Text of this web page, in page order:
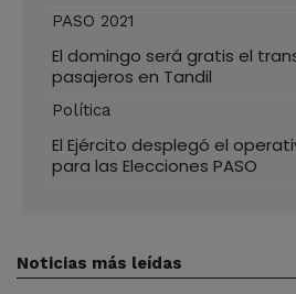
PASO 2021
El domingo será gratis el
pasajeros en Tandil
Política
El Ejército desplegó el
para las Elecciones PASO
Noticias más leídas